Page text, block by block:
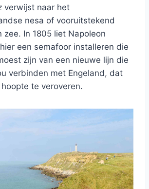
verwijst naar het
nesa of vooruitstekend
zee. In 1805 liet Napoleon
een semafoor installeren die
zijn van een nieuwe lijn die
verbinden met Engeland, dat
te veroveren.